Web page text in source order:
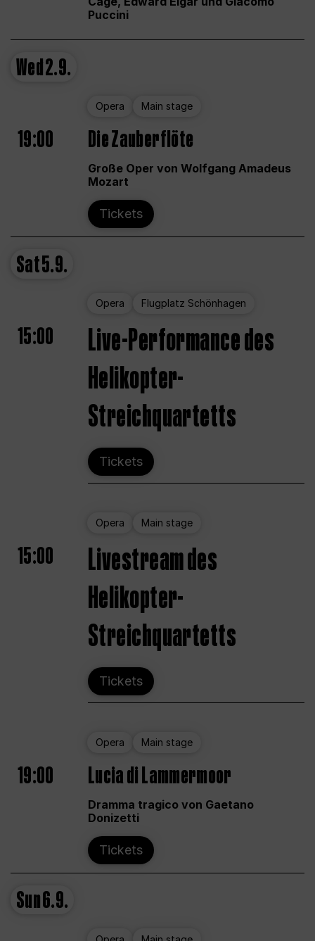
Puccini
Wed2.9.
Opera Main stage
19:00 Die Zauberflöte
Große Oper von Wolfgang Amadeus
Mozart
Tickets
Sat5.9.
Opera Flugplatz Schönhagen
15:00
Live-Performance des
Helikopter-
Streichquartetts
Tickets
Opera Main stage
15:00
Livestream des
Helikopter-
Streichquartetts
Tickets
Opera Main stage
19:00 Lucia di Lammermoor
Dramma tragico von Gaetano
Donizetti
Tickets
Sun6.9.